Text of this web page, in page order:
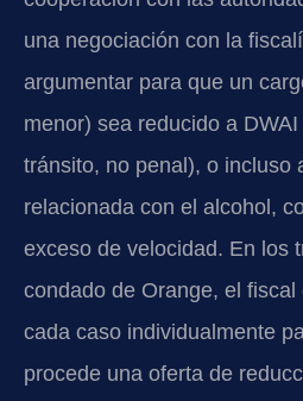
una negociación con la
argumentar para que un
menor) sea reducido a
tránsito, no penal), o incluso
relacionada con el alcohol,
exceso de velocidad. En los
condado de Orange, el
cada caso individualmente
procede una oferta de